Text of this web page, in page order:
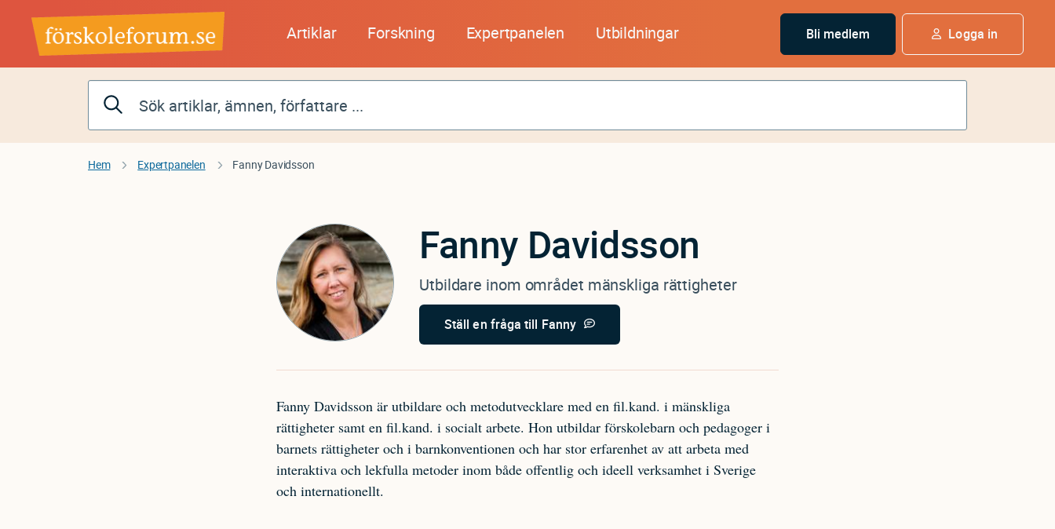
huvudinnehåll
Artiklar Forskning Expertpanelen Utbildningar Bli medlem Logga in
Hem Expertpanelen Fanny Davidsson
Fanny Davidsson
Utbildare inom området mänskliga rättigheter
Ställ en fråga till Fanny
Fanny Davidsson är utbildare och metodutvecklare med en fil.kand. i mänskliga
rättigheter samt en fil.kand. i socialt arbete. Hon utbildar förskolebarn och pedagoger i
barnets rättigheter och i barnkonventionen och har stor erfarenhet av att arbeta med
interaktiva och lekfulla metoder inom både offentlig och ideell verksamhet i Sverige
och internationellt.